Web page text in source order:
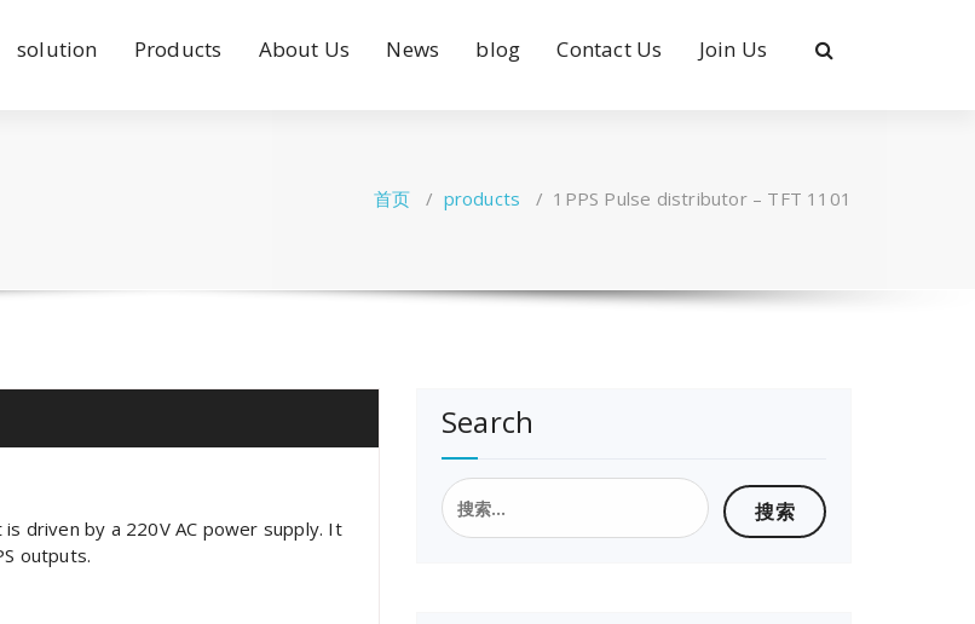
solution Products About Us News blog Contact Us Join Us
首页 / products / 1PPS Pulse distributor – TFT 1101
driven by a 220V AC power supply. It
outputs.
Search
搜
索：